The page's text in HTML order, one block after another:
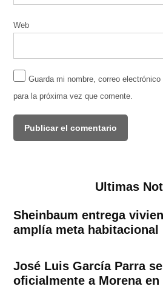
Web
Guarda mi nombre, correo
para la próxima vez que comente.
Ultimas
Sheinbaum entrega
amplía meta habitacional
José Luis García Parra
oficialmente a Morena en